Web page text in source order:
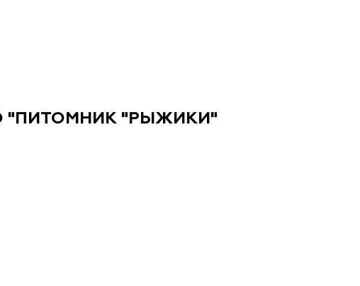
"ПИТОМНИК "РЫЖИКИ"